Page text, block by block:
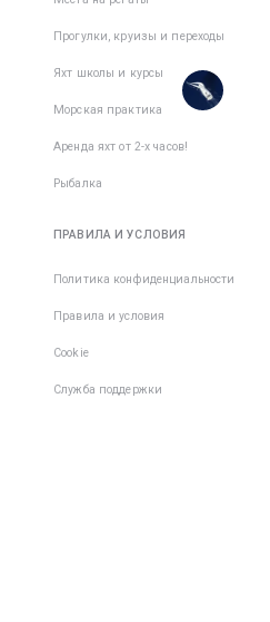
Активных
активный
Есть
1командe
Прогулки, круизы и переходы
Яхт школы и курсы
Морская практика
Аренда яхт от 2-х часов!
Рыбалка
ПРАВИЛА И УСЛОВИЯ
Политика конфиденциальности
Правила и условия
Cookie
Служба поддержки